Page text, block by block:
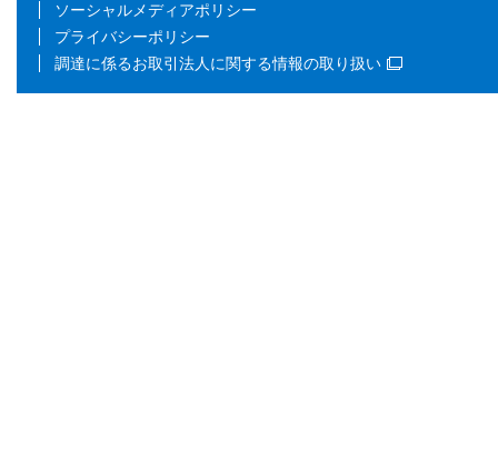
ソーシャルメディアポリシー
プライバシーポリシー
調達に係るお取引法人に関する情報の取り扱い